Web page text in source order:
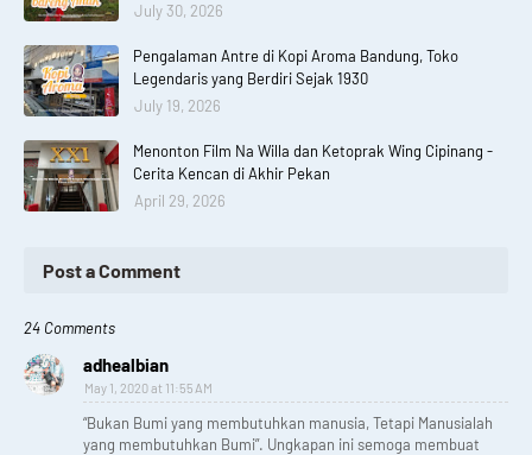
July 30, 2026
Pengalaman Antre di Kopi Aroma Bandung, Toko
Legendaris yang Berdiri Sejak 1930
July 19, 2026
Menonton Film Na Willa dan Ketoprak Wing Cipinang -
Cerita Kencan di Akhir Pekan
April 29, 2026
Post a Comment
24 Comments
adhealbian
May 1, 2020 at 11:55 AM
“Bukan Bumi yang membutuhkan manusia, Tetapi Manusialah
yang membutuhkan Bumi”. Ungkapan ini semoga membuat